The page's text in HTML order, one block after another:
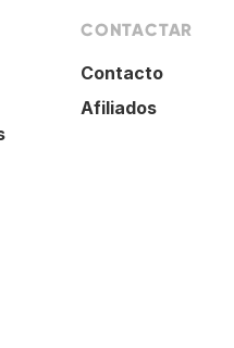
CONTACTAR
Contacto
Afiliados